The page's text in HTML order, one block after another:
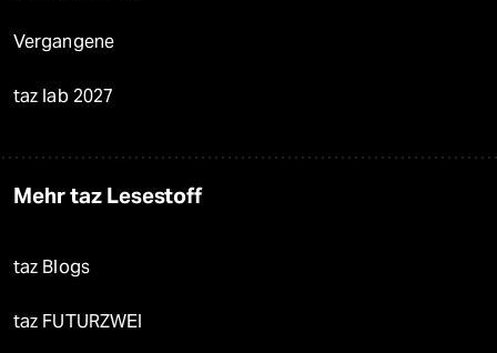
Vergangene
taz lab 2027
Mehr taz Lesestoff
taz Blogs
taz FUTURZWEI